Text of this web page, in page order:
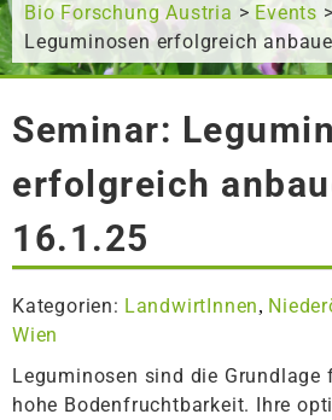
Bio Forschung Austria > Events
Leguminosen erfolgreich
Seminar:
erfolgreich
16.1.25
Kategorien: LandwirtInnen,
Wien
Leguminosen sind die Grundlage
hohe Bodenfruchtbarkeit. Ihre